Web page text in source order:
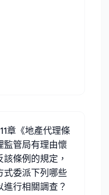
章《地產代理條
監管局有理由懷
條例的規定，
式委派下列哪些
行相關調查？